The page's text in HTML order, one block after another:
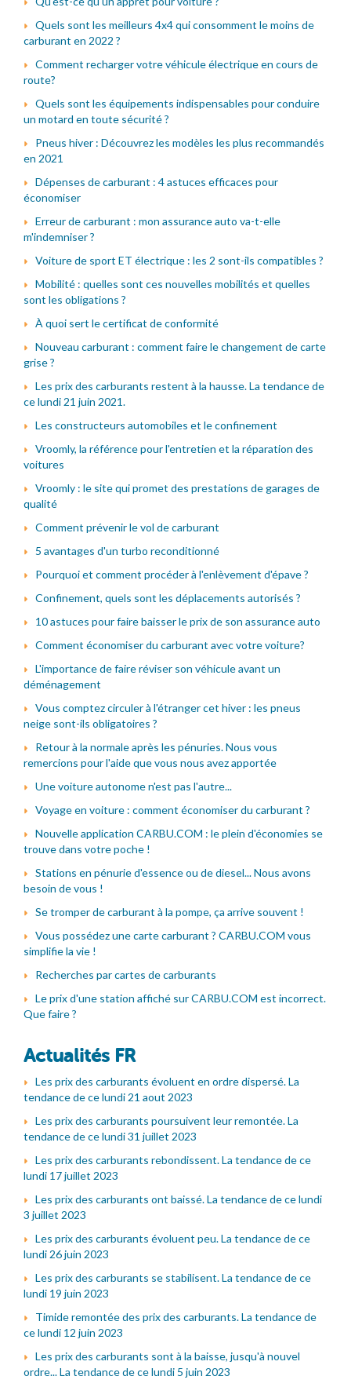
Quels sont les meilleurs 4x4 qui consomment le moins de
carburant en 2022 ?
Comment recharger votre véhicule électrique en cours de
route?
Quels sont les équipements indispensables pour conduire
un motard en toute sécurité ?
Pneus hiver : Découvrez les modèles les plus recommandés
en 2021
Dépenses de carburant : 4 astuces efficaces pour
économiser
Erreur de carburant : mon assurance auto va-t-elle
m'indemniser ?
Voiture de sport ET électrique : les 2 sont-ils compatibles ?
Mobilité : quelles sont ces nouvelles mobilités et quelles
sont les obligations ?
À quoi sert le certificat de conformité
Nouveau carburant : comment faire le changement de carte
grise ?
Les prix des carburants restent à la hausse. La tendance de
ce lundi 21 juin 2021.
Les constructeurs automobiles et le confinement
Vroomly, la référence pour l'entretien et la réparation des
voitures
Vroomly : le site qui promet des prestations de garages de
qualité
Comment prévenir le vol de carburant
5 avantages d'un turbo reconditionné
Pourquoi et comment procéder à l'enlèvement d'épave ?
Confinement, quels sont les déplacements autorisés ?
10 astuces pour faire baisser le prix de son assurance auto
Comment économiser du carburant avec votre voiture?
L'importance de faire réviser son véhicule avant un
déménagement
Vous comptez circuler à l'étranger cet hiver : les pneus
neige sont-ils obligatoires ?
Retour à la normale après les pénuries. Nous vous
remercions pour l'aide que vous nous avez apportée
Une voiture autonome n'est pas l'autre...
Voyage en voiture : comment économiser du carburant ?
Nouvelle application CARBU.COM : le plein d'économies se
trouve dans votre poche !
Stations en pénurie d'essence ou de diesel... Nous avons
besoin de vous !
Se tromper de carburant à la pompe, ça arrive souvent !
Vous possédez une carte carburant ? CARBU.COM vous
simplifie la vie !
Recherches par cartes de carburants
Le prix d'une station affiché sur CARBU.COM est incorrect.
Que faire ?
Actualités FR
Les prix des carburants évoluent en ordre dispersé. La
tendance de ce lundi 21 aout 2023
Les prix des carburants poursuivent leur remontée. La
tendance de ce lundi 31 juillet 2023
Les prix des carburants rebondissent. La tendance de ce
lundi 17 juillet 2023
Les prix des carburants ont baissé. La tendance de ce lundi
3 juillet 2023
Les prix des carburants évoluent peu. La tendance de ce
lundi 26 juin 2023
Les prix des carburants se stabilisent. La tendance de ce
lundi 19 juin 2023
Timide remontée des prix des carburants. La tendance de
ce lundi 12 juin 2023
Les prix des carburants sont à la baisse, jusqu'à nouvel
ordre... La tendance de ce lundi 5 juin 2023